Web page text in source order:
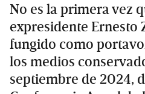
No es la primera vez
expresidente Ernesto
fungido como
los medios
septiembre de 2024,